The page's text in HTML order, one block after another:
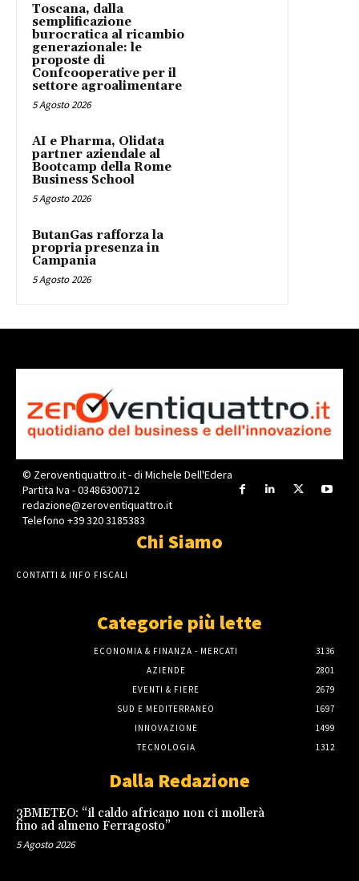
Toscana, dalla
semplificazione
burocratica al ricambio
generazionale: le
proposte di
Confcooperative per il
settore agroalimentare
5 Agosto 2026
AI e Pharma, Olidata
partner aziendale al
Bootcamp della Rome
Business School
5 Agosto 2026
ButanGas rafforza la
propria presenza in
Campania
5 Agosto 2026
© Zeroventiquattro.it - di Michele Dell'Edera
Partita Iva - 03486300712
redazione@zeroventiquattro.it
Telefono +39 320 3185383
Chi Siamo
CONTATTI & INFO FISCALI
Categorie più lette
ECONOMIA & FINANZA - MERCATI
3136
AZIENDE
2801
EVENTI & FIERE
2679
SUD E MEDITERRANEO
1697
INNOVAZIONE
1499
TECNOLOGIA
1312
Dalla Redazione
3BMETEO: “il caldo africano non ci mollerà
fino ad almeno Ferragosto”
5 Agosto 2026